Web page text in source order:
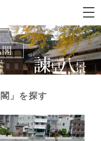
協会
×
見る
社・仏閣
歴史
」を探す